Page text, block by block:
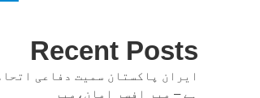
Recent Posts
ایران پاکستان سمیت دفاعی
ہے – میر افسر امان،میر